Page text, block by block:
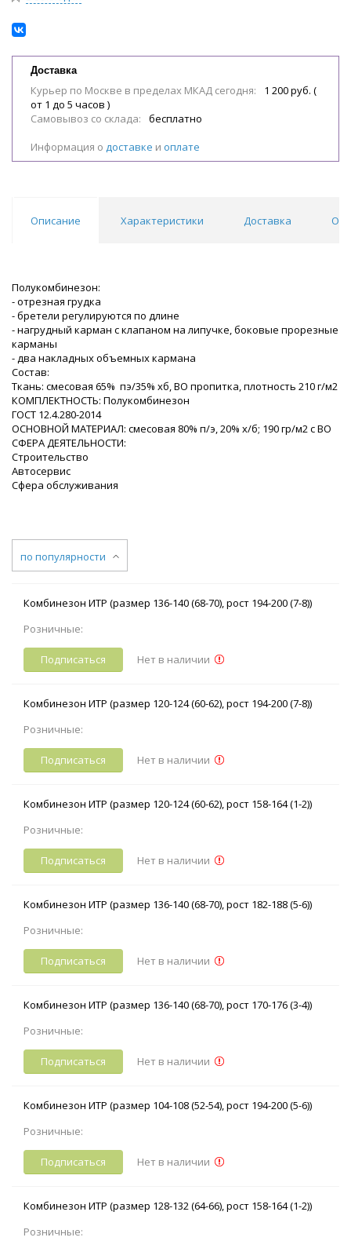
Доставка
Курьер по Москве в пределах МКАД сегодня:
1 200 руб. (
от 1 до 5 часов )
Самовывоз со склада:
бесплатно
Информация о доставке и оплате
Описание Характеристики Доставка
Полукомбинезон:
- отрезная грудка
- бретели регулируются по длине
- нагрудный карман с клапаном на липучке, боковые прорезные
карманы
- два накладных объемных кармана
Состав:
Ткань: смесовая 65% пэ/35% хб, ВО пропитка, плотность 210 г/м2
КОМПЛЕКТНОСТЬ: Полукомбинезон
ГОСТ 12.4.280-2014
ОСНОВНОЙ МАТЕРИАЛ: смесовая 80% п/э, 20% х/б; 190 гр/м2 с ВО
СФЕРА ДЕЯТЕЛЬНОСТИ:
Строительство
Автосервис
Сфера обслуживания
по популярности
Комбинезон ИТР (размер 136-140 (68-70), рост 194-200 (7-8))
Розничные:
Подписаться Нет в наличии
Комбинезон ИТР (размер 120-124 (60-62), рост 194-200 (7-8))
Розничные:
Подписаться Нет в наличии
Комбинезон ИТР (размер 120-124 (60-62), рост 158-164 (1-2))
Розничные:
Подписаться Нет в наличии
Комбинезон ИТР (размер 136-140 (68-70), рост 182-188 (5-6))
Розничные:
Подписаться Нет в наличии
Комбинезон ИТР (размер 136-140 (68-70), рост 170-176 (3-4))
Розничные:
Подписаться Нет в наличии
Комбинезон ИТР (размер 104-108 (52-54), рост 194-200 (5-6))
Розничные:
Подписаться Нет в наличии
Комбинезон ИТР (размер 128-132 (64-66), рост 158-164 (1-2))
Розничные: